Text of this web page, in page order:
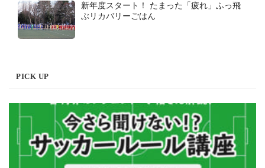
新年度スタート！ たまった「疲れ」ふっ飛
ぶリカバリーごはん
PICK UP